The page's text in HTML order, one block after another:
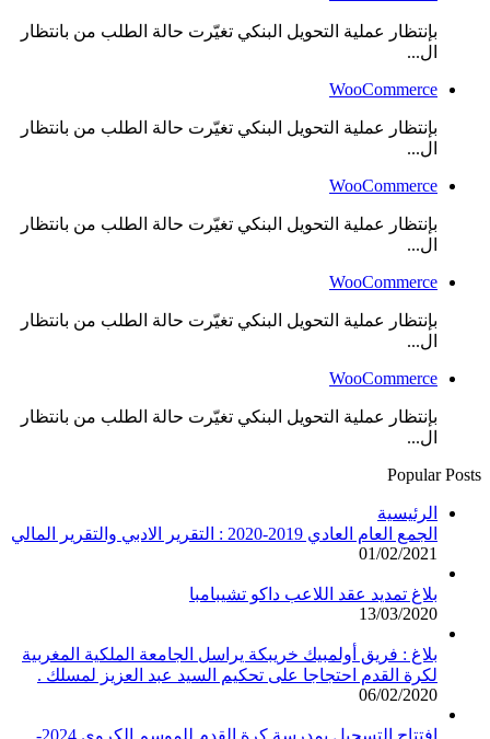
بإنتظار عملية التحويل البنكي تغيّرت حالة الطلب من بانتظار
ال...
WooCommerce
بإنتظار عملية التحويل البنكي تغيّرت حالة الطلب من بانتظار
ال...
WooCommerce
بإنتظار عملية التحويل البنكي تغيّرت حالة الطلب من بانتظار
ال...
WooCommerce
بإنتظار عملية التحويل البنكي تغيّرت حالة الطلب من بانتظار
ال...
WooCommerce
بإنتظار عملية التحويل البنكي تغيّرت حالة الطلب من بانتظار
ال...
Popular Posts
الرئيسية
الجمع العام العادي 2019-2020 : التقرير الادبي والتقرير المالي
01/02/2021
بلاغ تمديد عقد اللاعب داكو تشيبامبا
13/03/2020
بلاغ : فريق أولمبيك خريبكة يراسل الجامعة الملكية المغربية
لكرة القدم احتجاجا على تحكيم السيد عبد العزيز لمسلك .
06/02/2020
افتتاح التسجيل بمدرسة كرة القدم للموسم الكروي 2024-